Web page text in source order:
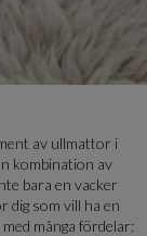
av ullmattor i
kombination av
bara en vacker
dig som vill ha en
många fördelar: